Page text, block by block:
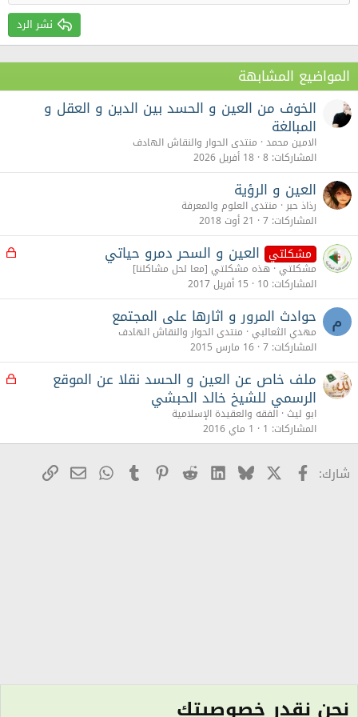
22
26
Times New Roman
Verdana
نشر الرد
المواضيع المشابهة
الخوف من العين و الحسد بين الدين و العقل و
المبالغة
الامين محمد منتدى الحوار والنقاش الهادف
المشاركات 8 18 أفريل 2026
العين و الرؤية
رذاذ حبر منتدى العلوم والمعرفة
المشاركات 7 21 أوت 2018
م مشكلتي العين و السحر دمرو حياتي
مشكلتي هذه مشكلتي [معا لحل مشاكلنا]
المشاركات 10 15 أفريل 2017
م حوادث المرور و اثارها على المجتمع
مهدي الثعالبي منتدى الحوار والنقاش الهادف
المشاركات 7 16 مارس 2015
م ملف خاص عن العين و الحسد نقلا عن الموقع
الرسمي للشيخ خالد الحبشي
ابو ليث الفقه والعقيدة الإسلامية
المشاركات 1 1 ماي 2016
شارك: Facebook
X
Bluesky
LinkedIn
Reddit
Pinterest
Tumblr
WhatsApp
البريدرابط
نحن نقدر خصوصيتك